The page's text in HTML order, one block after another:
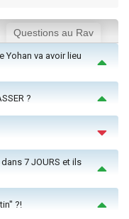
Questions au Rav
Yohan va avoir lieu
?
dans 7 JOURS et ils
?!